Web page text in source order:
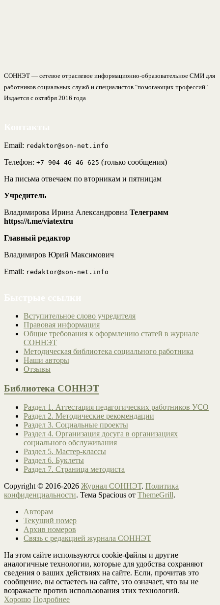
СОННЭТ — сетевое отраслевое информационно-образовательное СМИ для
работников социальных служб и специалистов "помогающих профессий".
Издается с октября 2016 года
Email: redaktor@son-net.info
Телефон: +7 904 46 46 625 (только сообщения)
На письма отвечаем по вторникам и пятницам
Учредитель
Владимирова Ирина Александровна Телеграмм
https://t.me/viatextru
Главный редактор
Владимиров Юрий Максимович
Email: redaktor@son-net.info
Вступительное слово учредителя
Правовая информация
Общие требования к оформлению статей в журнале
СОННЭТ
Методическая библиотека социального работника
Наши авторы
Отзывы
Библиотека СОННЭТ
Раздел 1. Аттестация педагогических работников УСО
Раздел 2. Методические рекомендации
Раздел 3. Социальные проекты
Раздел 4. Организация досуга в организациях
социального обслуживания
Раздел 5. Мастер-классы
Раздел 6. Буклеты
Раздел 7. Страница методиста
Copyright © 2016-2026 Журнал СОННЭТ. Политика
конфиденциальности. Тема Spacious от ThemeGrill.
Авторам
Текущий номер
Архив номеров
Связь с редакцией журнала СОННЭТ
На этом сайте используются cookie-файлы и другие
аналогичные технологии, которые для удобства сохраняют
сведения о ваших действиях на сайте. Если, прочитав это
сообщение, вы остаетесь на сайте, это означает, что вы не
возражаете против использования этих технологий.
Хорошо Подробнее